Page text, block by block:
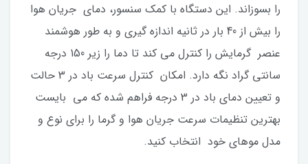
را بسوزاند. این دستگاه با کمک سنسور، دمای جریان هوا
را بیش از 40 بار در ثانیه اندازه گیری و به طور هوشمند
عنصر گرمایش را کنترل می کند تا دما را زیر 150 درجه
سانتی گراد نگه دارد. امکان کنترل سرعت باد در 3 حالت
و تعیین دمای باد در 3 درجه فراهم شده که می بایست
بهترین تنظیمات سرعت جریان هوا و گرما را برای نوع و
مدل موهای خود انتخاب کنید.